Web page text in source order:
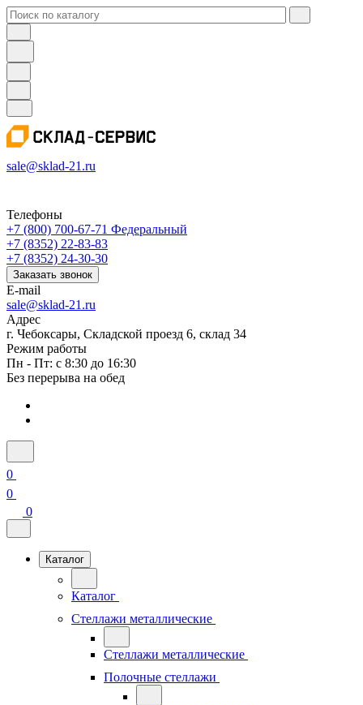
sale@sklad-21.ru
Телефоны
+7 (800) 700-67-71 Федеральный
+7 (8352) 22-83-83
+7 (8352) 24-30-30
Заказать звонок
E-mail
sale@sklad-21.ru
Адрес
г. Чебоксары, Складской проезд 6, склад 34
Режим работы
Пн - Пт: с 8:30 до 16:30
Без перерыва на обед
0
0
0
Каталог
Каталог
Стеллажи металлические
Стеллажи металлические
Полочные стеллажи